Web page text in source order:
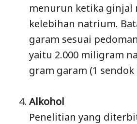
menurun ketika ginjal
kelebihan natrium.
garam sesuai
yaitu 2.000 miligram
gram garam (1
Alkohol
Penelitian yang